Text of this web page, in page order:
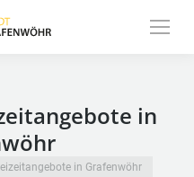
in
in Grafenwöhr